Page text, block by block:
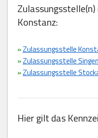
Konstanz:
»Zulassungsstelle
»Zulassungsstelle Singen
»Zulassungsstelle
Hier gilt das